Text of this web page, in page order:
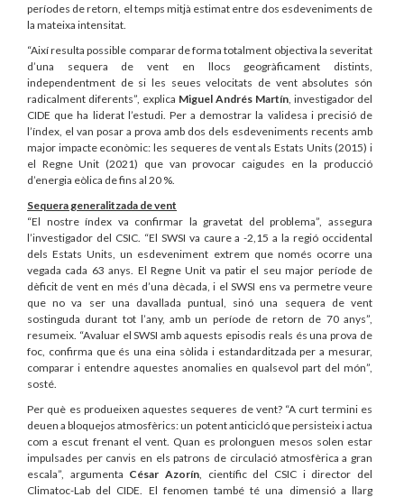
períodes de retorn, el temps mitjà estimat entre dos esdeveniments de
la mateixa intensitat.
“Així resulta possible comparar de forma totalment objectiva la severitat
d’una sequera de vent en llocs geogràficament distints,
independentment de si les seues velocitats de vent absolutes són
radicalment diferents”, explica Miguel Andrés Martín , investigador del
CIDE que ha liderat l’estudi. Per a demostrar la validesa i precisió de
l’índex, el van posar a prova amb dos dels esdeveniments recents amb
major impacte econòmic: les sequeres de vent als Estats Units (2015) i
el Regne Unit (2021) que van provocar caigudes en la producció
d’energia eòlica de fins al 20 %.
Sequera generalitzada de vent
“El nostre índex va confirmar la gravetat del problema”, assegura
l’investigador del CSIC. “El SWSI va caure a -2,15 a la regió occidental
dels Estats Units, un esdeveniment extrem que només ocorre una
vegada cada 63 anys. El Regne Unit va patir el seu major període de
dèficit de vent en més d’una dècada, i el SWSI ens va permetre veure
que no va ser una davallada puntual, sinó una sequera de vent
sostinguda durant tot l’any, amb un període de retorn de 70 anys”,
resumeix. “Avaluar el SWSI amb aquests episodis reals és una prova de
foc, confirma que és una eina sòlida i estandarditzada per a mesurar,
comparar i entendre aquestes anomalies en qualsevol part del món”,
sosté.
Per què es produeixen aquestes sequeres de vent? “A curt termini es
deuen a bloquejos atmosfèrics: un potent anticicló que persisteix i actua
com a escut frenant el vent. Quan es prolonguen mesos solen estar
impulsades per canvis en els patrons de circulació atmosfèrica a gran
escala”, argumenta César Azorín , científic del CSIC i director del
Climatoc-Lab del CIDE. El fenomen també té una dimensió a llarg